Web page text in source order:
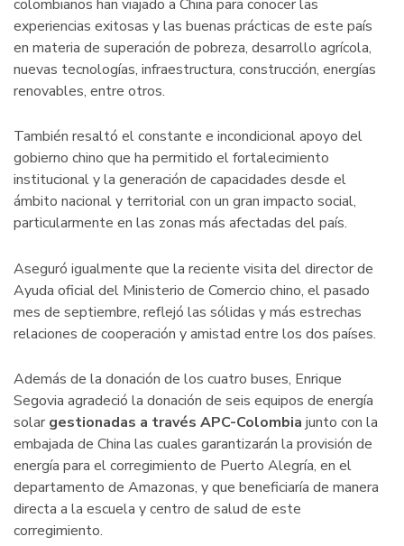
colombianos han viajado a China para conocer las
experiencias exitosas y las buenas prácticas de este país
en materia de superación de pobreza, desarrollo agrícola,
nuevas tecnologías, infraestructura, construcción, energías
renovables, entre otros.
También resaltó el constante e incondicional apoyo del
gobierno chino que ha permitido el fortalecimiento
institucional y la generación de capacidades desde el
ámbito nacional y territorial con un gran impacto social,
particularmente en las zonas más afectadas del país.
Aseguró igualmente que la reciente visita del director de
Ayuda oficial del Ministerio de Comercio chino, el pasado
mes de septiembre, reflejó las sólidas y más estrechas
relaciones de cooperación y amistad entre los dos países.
Además de la donación de los cuatro buses, Enrique
Segovia agradeció la donación de seis equipos de energía
solar gestionadas a través APC-Colombia junto con la
embajada de China las cuales garantizarán la provisión de
energía para el corregimiento de Puerto Alegría, en el
departamento de Amazonas, y que beneficiaría de manera
directa a la escuela y centro de salud de este
corregimiento.